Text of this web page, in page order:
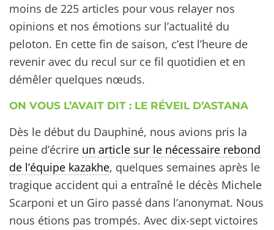
moins de 225 articles pour vous relayer nos
opinions et nos émotions sur l’actualité du
peloton. En cette fin de saison, c’est l’heure de
revenir avec du recul sur ce fil quotidien et en
démêler quelques nœuds.
ON VOUS L’AVAIT DIT : LE RÉVEIL D’ASTANA
Dès le début du Dauphiné, nous avions pris la
peine d’écrire un article sur le nécessaire rebond
de l’équipe kazakhe, quelques semaines après le
tragique accident qui a entraîné le décès Michele
Scarponi et un Giro passé dans l’anonymat. Nous
nous étions pas trompés. Avec dix-sept victoires